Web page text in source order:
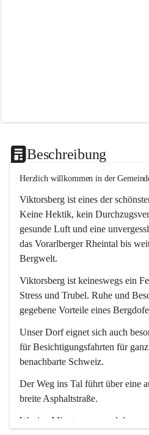
Beschreibung
Herzlich willkommen in der
Viktorsberg ist eines der
Keine Hektik, kein
gesunde Luft und eine
das Vorarlberger Rheintal bis
Bergwelt.
Viktorsberg ist keineswegs ein
Stress und Trubel. Ruhe und
gegebene Vorteile eines
Unser Dorf eignet sich auch
für Besichtigungsfahrten für
benachbarte Schweiz.
Der Weg ins Tal führt über eine
breite Asphaltstraße.
Wenige Minuten nur, und das